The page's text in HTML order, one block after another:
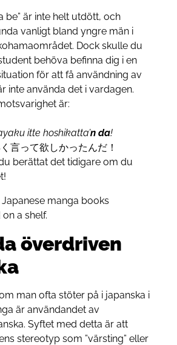
be” är inte helt utdött, och
vanligt bland yngre män i
Dock skulle du
behöva befinna dig i en
för att få användning av
inte använda det i vardagen.
är:
itte hoshikatta’n da!
言って欲しかったんだ！
berättat det tidigare om du
överdriven
man ofta stöter på i japanska i
är användandet av
Syftet med detta är att
stereotyp som ”värsting” eller